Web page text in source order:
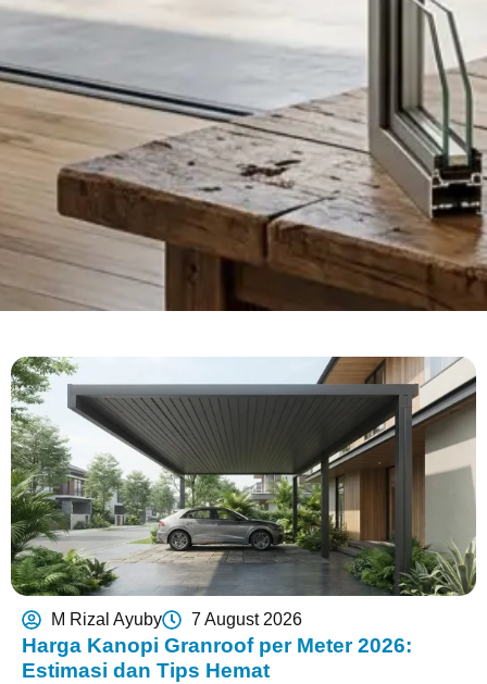
M Rizal Ayuby 7 August 2026
Harga Kanopi Granroof per Meter 2026:
Estimasi dan Tips Hemat